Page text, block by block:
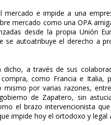
mercado e impide a una
mercado como una OPA
desde la propia Unión
se autoatribuye el derecho a
a través de sus
como Francia e Italia,
por varias razones,
de Zapatero, sin
el brazo intervencionista
impide hoy el ortodoxo y legal